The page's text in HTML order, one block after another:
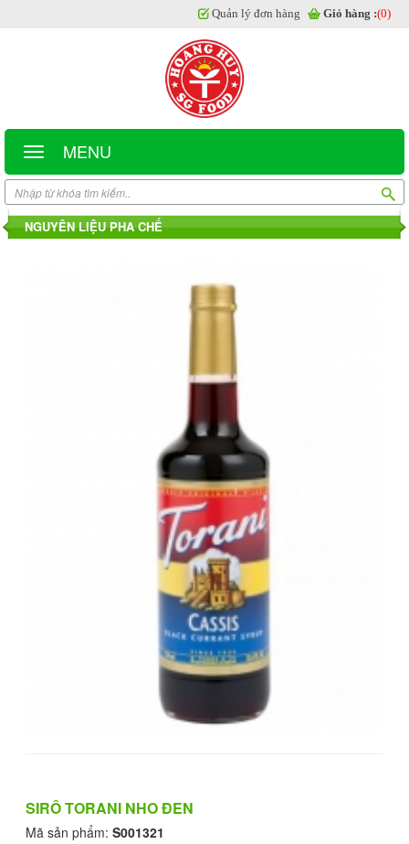
MENU
Quản lý đơn hàng Giỏ hàng :(0)
NGUYÊN LIỆU PHA CHẾ
SIRÔ TORANI NHO ĐEN
Mã sản phẩm: S001321